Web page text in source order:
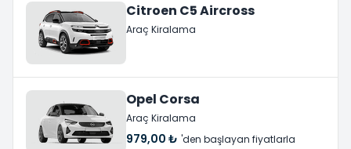
Citroen C5 Aircross
Araç Kiralama
Opel Corsa
Araç Kiralama
979,00 ₺ 'den başlayan fiyatlarla